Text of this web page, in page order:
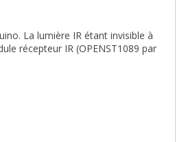
La lumière IR étant invisible à
récepteur IR (OPENST1089 par